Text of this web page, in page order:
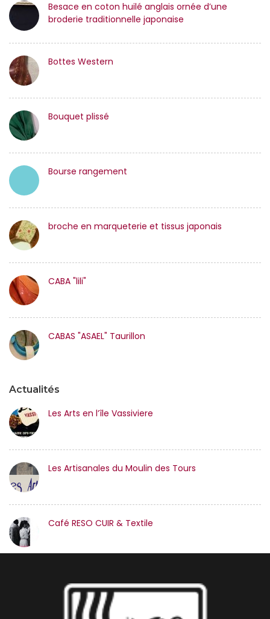
Besace en coton huilé anglais ornée d’une
broderie traditionnelle japonaise
Bottes Western
Bouquet plissé
Bourse rangement
broche en marqueterie et tissus japonais
CABA "lili"
CABAS "ASAEL" Taurillon
Actualités
Les Arts en l’île Vassiviere
Les Artisanales du Moulin des Tours
Café RESO CUIR & Textile